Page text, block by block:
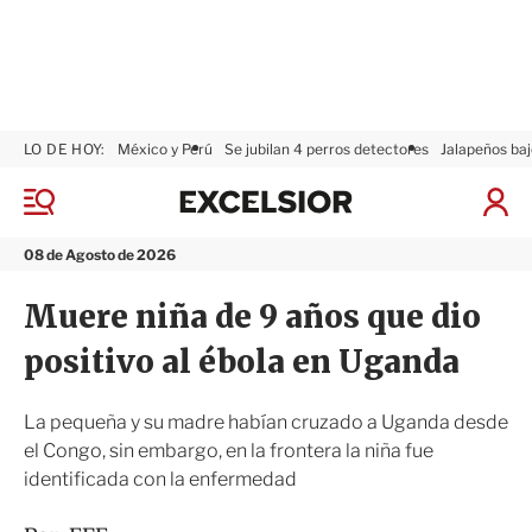
M
n
08 de Agosto de 2026
LO DE HOY: México y Perú Se jubilan 4 perros detectores Jalapeños
I
s
x
i
o
r
Muere niña de 9 años que dio
positivo al ébola en Uganda
La pequeña y su madre habían cruzado a Uganda desde
el Congo, sin embargo, en la frontera la niña fue
identificada con la enfermedad